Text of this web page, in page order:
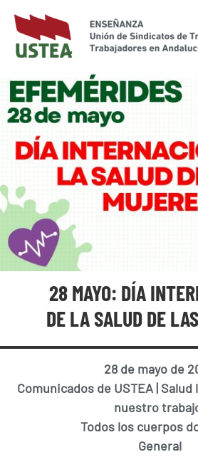
28 MAYO: DÍA
DE LA SALUD DE
28 de mayo de
Comunicados de USTEA | Salud
nuestro
Todos los cuerpos
General